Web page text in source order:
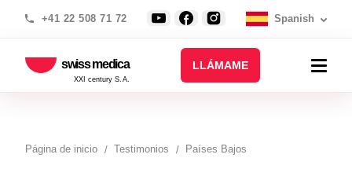
+41 22 508 71 72 Spanish
swiss medica
XXI century S.A.
LLÁMAME
Página de inicio Testimonios Países Bajos